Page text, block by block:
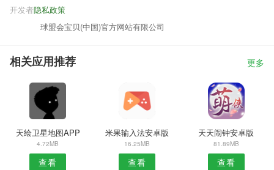
隐私政策
开发者
球盟会宝贝(中国)官方网站有限公司
相关应用推荐 更多
天绘卫星地图APP
4.72MB
查看
米果输入法安卓版
16.25MB
查看
天天闹钟安卓版
81.89MB
查看